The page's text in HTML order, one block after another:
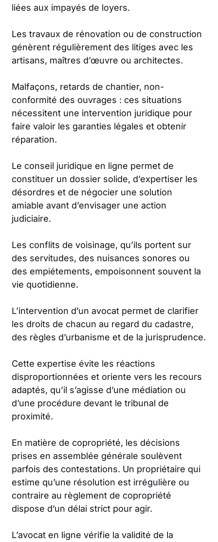
liées aux impayés de loyers.
Les travaux de rénovation ou de construction
génèrent régulièrement des litiges avec les
artisans, maîtres d’œuvre ou architectes.
Malfaçons, retards de chantier, non-
conformité des ouvrages : ces situations
nécessitent une intervention juridique pour
faire valoir les garanties légales et obtenir
réparation.
Le conseil juridique en ligne permet de
constituer un dossier solide, d’expertiser les
désordres et de négocier une solution
amiable avant d’envisager une action
judiciaire.
Les conflits de voisinage, qu’ils portent sur
des servitudes, des nuisances sonores ou
des empiétements, empoisonnent souvent la
vie quotidienne.
L’intervention d’un avocat permet de clarifier
les droits de chacun au regard du cadastre,
des règles d’urbanisme et de la jurisprudence.
Cette expertise évite les réactions
disproportionnées et oriente vers les recours
adaptés, qu’il s’agisse d’une médiation ou
d’une procédure devant le tribunal de
proximité.
En matière de copropriété, les décisions
prises en assemblée générale soulèvent
parfois des contestations. Un propriétaire qui
estime qu’une résolution est irrégulière ou
contraire au règlement de copropriété
dispose d’un délai strict pour agir.
L’avocat en ligne vérifie la validité de la